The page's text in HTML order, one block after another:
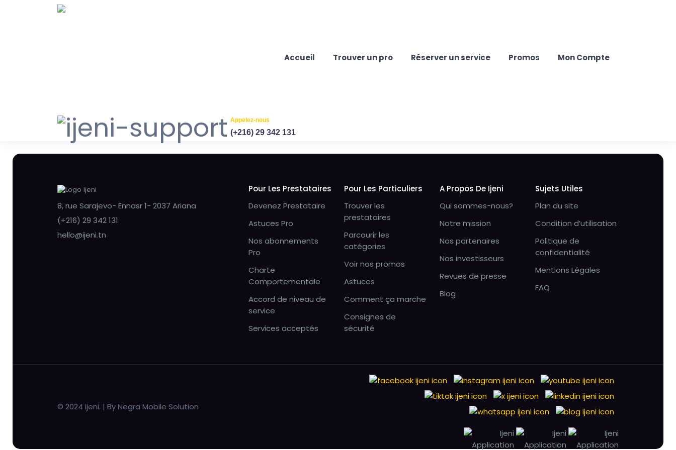
Accueil Trouver un pro Réserver un service Promos Mon Compte
Appelez-nous
(+216) 29 342 131
8, rue Sarajevo- Ennasr 1- 2037 Ariana
(+216) 29 342 131
hello@ijeni.tn
Pour Les Prestataires
Devenez Prestataire
Astuces Pro
Nos abonnements
Pro
Charte
Comportementale
Accord de niveau de
service
Services acceptés
Pour Les Particuliers
Trouver les
prestataires
Parcourir les
catégories
Voir nos promos
Astuces
Comment ça marche
Consignes de
sécurité
A Propos De Ijeni
Qui sommes-nous?
Notre mission
Nos partenaires
Nos investisseurs
Revues de presse
Blog
Sujets Utiles
Plan du site
Condition d’utilisation
Politique de
confidentialité
Mentions Légales
FAQ
© 2024 Ijeni. | By Negra Mobile Solution